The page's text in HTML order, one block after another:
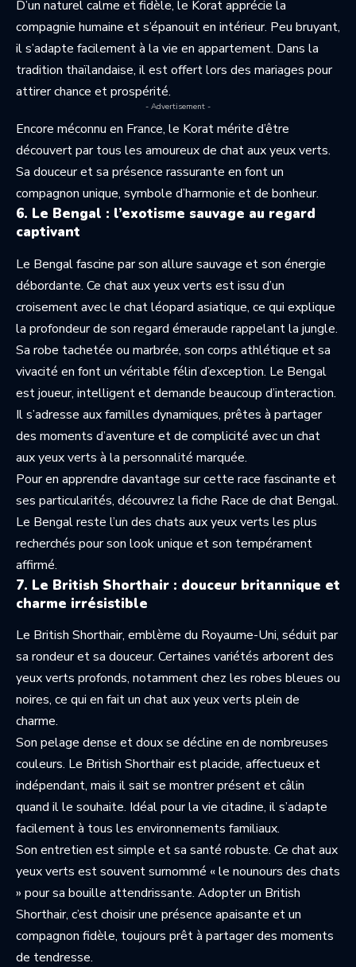
D’un naturel calme et fidèle, le Korat apprécie la
compagnie humaine et s’épanouit en intérieur. Peu bruyant,
il s’adapte facilement à la vie en appartement. Dans la
tradition thaïlandaise, il est offert lors des mariages pour
attirer chance et prospérité.
- Advertisement -
Encore méconnu en France, le Korat mérite d’être
découvert par tous les amoureux de chat aux yeux verts.
Sa douceur et sa présence rassurante en font un
compagnon unique, symbole d’harmonie et de bonheur.
6. Le Bengal : l’exotisme sauvage au regard
captivant
Le Bengal fascine par son allure sauvage et son énergie
débordante. Ce chat aux yeux verts est issu d’un
croisement avec le chat léopard asiatique, ce qui explique
la profondeur de son regard émeraude rappelant la jungle.
Sa robe tachetée ou marbrée, son corps athlétique et sa
vivacité en font un véritable félin d’exception. Le Bengal
est joueur, intelligent et demande beaucoup d’interaction.
Il s’adresse aux familles dynamiques, prêtes à partager
des moments d’aventure et de complicité avec un chat
aux yeux verts à la personnalité marquée.
Pour en apprendre davantage sur cette race fascinante et
ses particularités, découvrez la fiche Race de chat Bengal.
Le Bengal reste l’un des chats aux yeux verts les plus
recherchés pour son look unique et son tempérament
affirmé.
7. Le British Shorthair : douceur britannique et
charme irrésistible
Le British Shorthair, emblème du Royaume-Uni, séduit par
sa rondeur et sa douceur. Certaines variétés arborent des
yeux verts profonds, notamment chez les robes bleues ou
noires, ce qui en fait un chat aux yeux verts plein de
charme.
Son pelage dense et doux se décline en de nombreuses
couleurs. Le British Shorthair est placide, affectueux et
indépendant, mais il sait se montrer présent et câlin
quand il le souhaite. Idéal pour la vie citadine, il s’adapte
facilement à tous les environnements familiaux.
Son entretien est simple et sa santé robuste. Ce chat aux
yeux verts est souvent surnommé « le nounours des chats
» pour sa bouille attendrissante. Adopter un British
Shorthair, c’est choisir une présence apaisante et un
compagnon fidèle, toujours prêt à partager des moments
de tendresse.